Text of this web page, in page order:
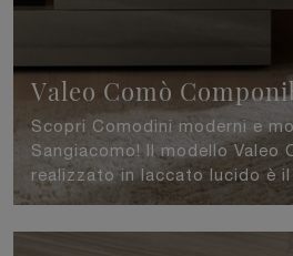
Valeo Comò
Scopri Comodini moderni e
Sangiacomo! Il modello Valeo
realizzato in laccato lucido è